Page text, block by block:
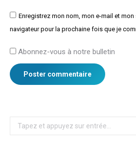
Enregistrez mon nom, mon e-mail et
navigateur pour la prochaine fois que je
Abonnez-vous à notre bulletin
Poster commentaire
Recherche
: